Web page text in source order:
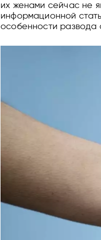
их женами сейчас не
информационной
особенности развода